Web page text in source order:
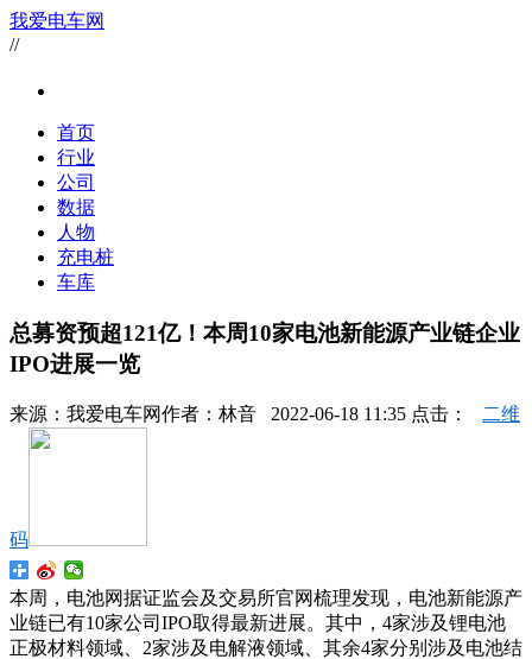
我爱电车网
//
首页
行业
公司
数据
人物
充电桩
车库
总募资预超121亿！本周10家电池新能源产业链企业
IPO进展一览
来源： 我爱电车网作者： 林音 2022-06-18 11:35 点击： 二维
码
本周，电池网据证监会及交易所官网梳理发现，电池新能源产
业链已有10家公司IPO取得最新进展。其中，4家涉及锂电池
正极材料领域、2家涉及电解液领域、其余4家分别涉及电池结